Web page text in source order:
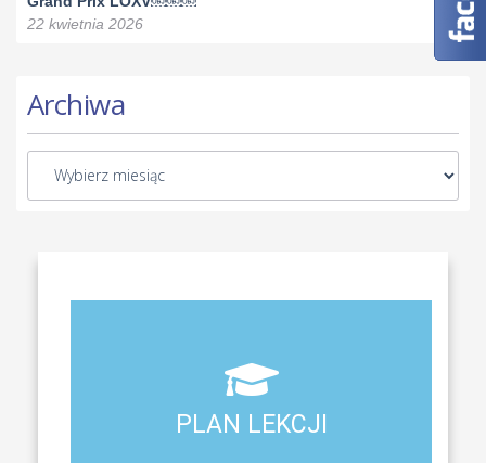
22 kwietnia 2026
Archiwa
PLAN LEKCJI
PLAN LEKCJI